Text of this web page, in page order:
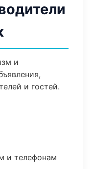
и
и гостей.
и телефонам